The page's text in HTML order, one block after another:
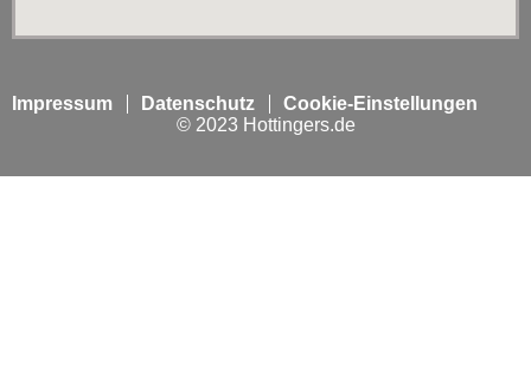
Impressum Datenschutz
Cookie-Einstellungen
© 2023 Hottingers.de